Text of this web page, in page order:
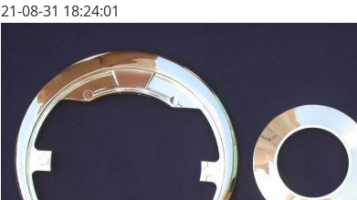
21-08-31 18:24:01